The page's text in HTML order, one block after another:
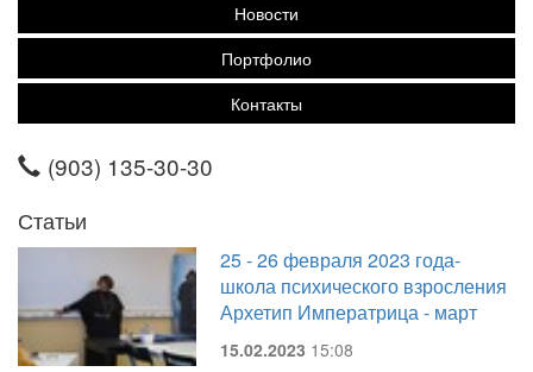
Новости
Портфолио
Контакты
(903) 135-30-30
Статьи
25 - 26 февраля 2023 года-
школа психического взросления
Архетип Императрица - март
15.02.2023 15:08